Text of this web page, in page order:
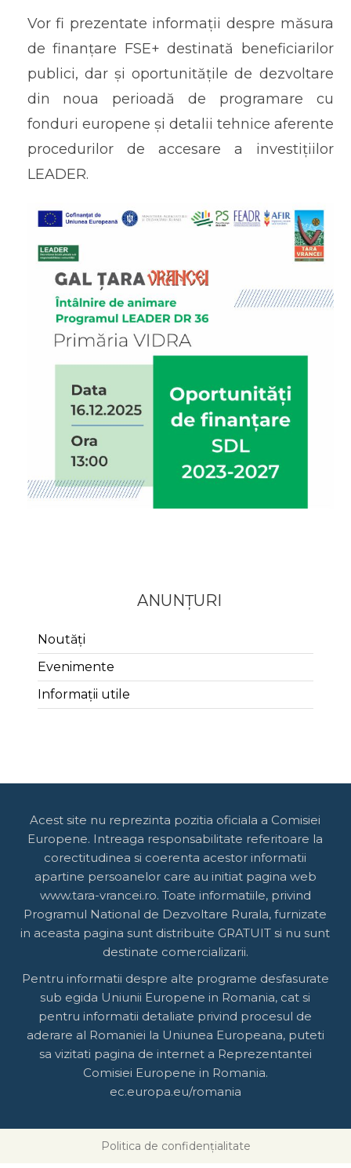
Vor fi prezentate informații despre măsura
de finanțare FSE+ destinată beneficiarilor
publici, dar și oportunitățile de dezvoltare
din noua perioadă de programare cu
fonduri europene și detalii tehnice aferente
procedurilor de accesare a investițiilor
LEADER.
ANUNȚURI
Noutăți
Evenimente
Informații utile
Acest site nu reprezinta pozitia oficiala a Comisiei
Europene. Intreaga responsabilitate referitoare la
corectitudinea si coerenta acestor informatii
apartine persoanelor care au initiat pagina web
www.tara-vrancei.ro. Toate informatiile, privind
Programul National de Dezvoltare Rurala, furnizate
in aceasta pagina sunt distribuite GRATUIT si nu sunt
destinate comercializarii.
Pentru informatii despre alte programe desfasurate
sub egida Uniunii Europene in Romania, cat si
pentru informatii detaliate privind procesul de
aderare al Romaniei la Uniunea Europeana, puteti
sa vizitati pagina de internet a Reprezentantei
Comisiei Europene in Romania.
ec.europa.eu/romania
Politica de confidențialitate